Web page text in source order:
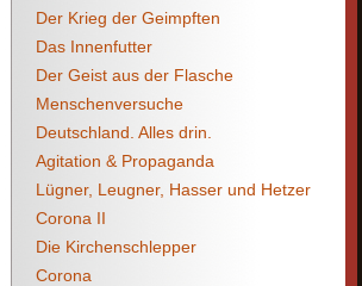
Der Krieg der Geimpften
Das Innenfutter
Der Geist aus der Flasche
Menschenversuche
Deutschland. Alles drin.
Agitation & Propaganda
Lügner, Leugner, Hasser und Hetzer
Corona II
Die Kirchenschlepper
Corona